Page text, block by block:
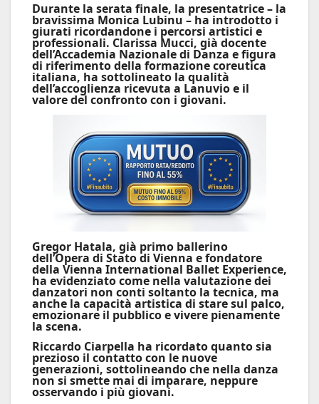
Durante la serata finale, la presentatrice – la
bravissima Monica Lubinu – ha introdotto i
giurati ricordandone i percorsi artistici e
professionali. Clarissa Mucci, già docente
dell’Accademia Nazionale di Danza e figura
di riferimento della formazione coreutica
italiana, ha sottolineato la qualità
dell’accoglienza ricevuta a Lanuvio e il
valore del confronto con i giovani.
Gregor Hatala, già primo ballerino
dell’Opera di Stato di Vienna e fondatore
della Vienna International Ballet Experience,
ha evidenziato come nella valutazione dei
danzatori non conti soltanto la tecnica, ma
anche la capacità artistica di stare sul palco,
emozionare il pubblico e vivere pienamente
la scena.
Riccardo Ciarpella ha ricordato quanto sia
prezioso il contatto con le nuove
generazioni, sottolineando che nella danza
non si smette mai di imparare, neppure
osservando i più giovani.